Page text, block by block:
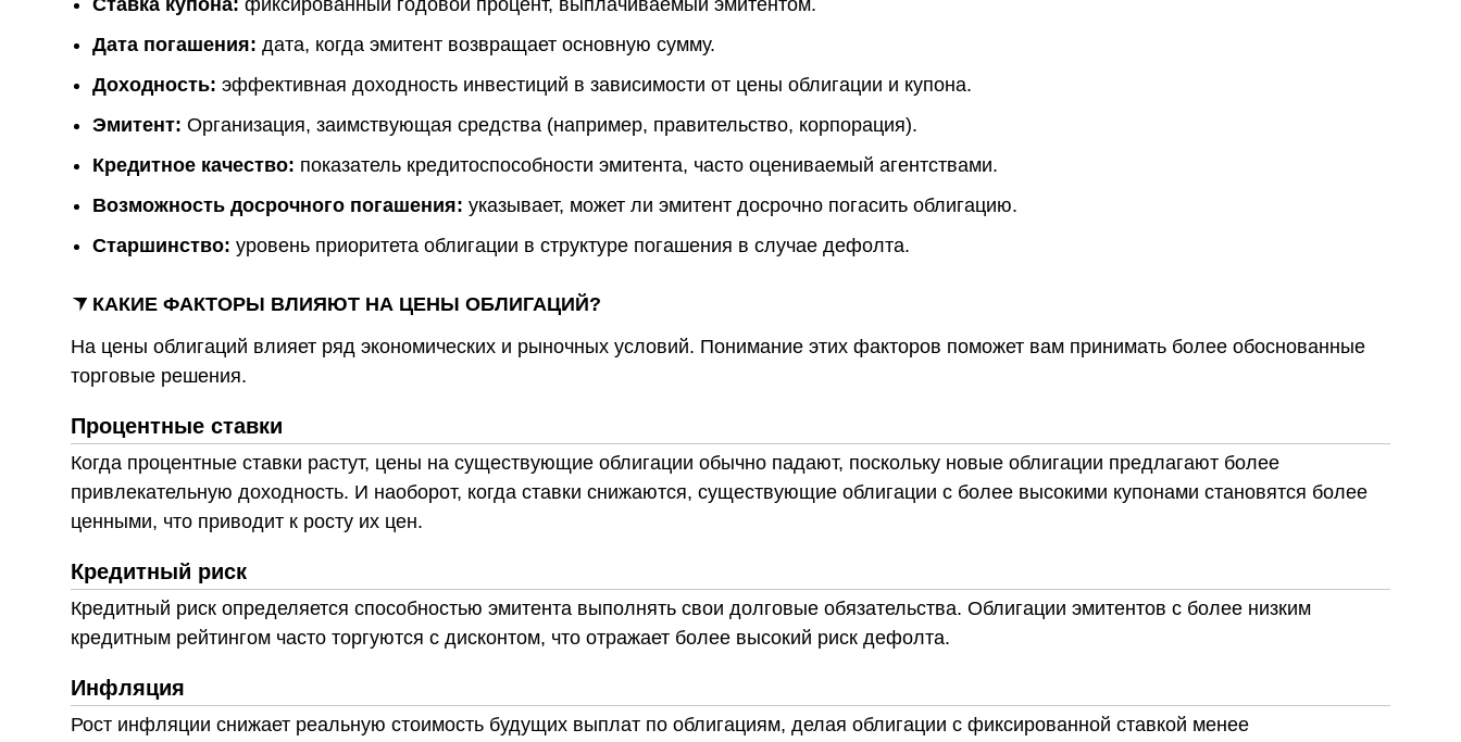
Ставка купона: фиксированный годовой процент, выплачиваемый эмитентом.
Дата погашения: дата, когда эмитент возвращает основную сумму.
Доходность: эффективная доходность инвестиций в зависимости от цены облигации и купона.
Эмитент: Организация, заимствующая средства (например, правительство, корпорация).
Кредитное качество: показатель кредитоспособности эмитента, часто оцениваемый агентствами.
Возможность досрочного погашения: указывает, может ли эмитент досрочно погасить облигацию.
Старшинство: уровень приоритета облигации в структуре погашения в случае дефолта.
КАКИЕ ФАКТОРЫ ВЛИЯЮТ НА ЦЕНЫ ОБЛИГАЦИЙ?
На цены облигаций влияет ряд экономических и рыночных условий. Понимание этих факторов поможет вам принимать более обоснованные
торговые решения.
Процентные ставки
Когда процентные ставки растут, цены на существующие облигации обычно падают, поскольку новые облигации предлагают более
привлекательную доходность. И наоборот, когда ставки снижаются, существующие облигации с более высокими купонами становятся более
ценными, что приводит к росту их цен.
Кредитный риск
Кредитный риск определяется способностью эмитента выполнять свои долговые обязательства. Облигации эмитентов с более низким
кредитным рейтингом часто торгуются с дисконтом, что отражает более высокий риск дефолта.
Инфляция
Рост инфляции снижает реальную стоимость будущих выплат по облигациям, делая облигации с фиксированной ставкой менее